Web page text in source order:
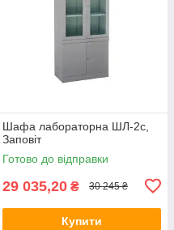
Шафа лабораторна ШЛ-2с,
Заповіт
Готово до відправки
29 035,20 ₴ 30 245 ₴
Купити